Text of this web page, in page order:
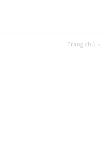
Trang chủ